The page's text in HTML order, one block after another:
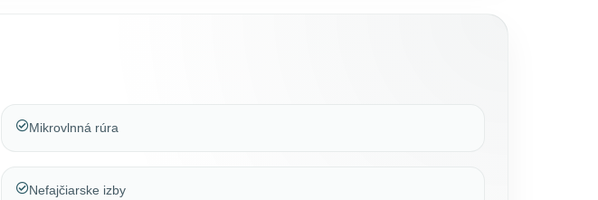
Mikrovlnná rúra
Nefajčiarske izby